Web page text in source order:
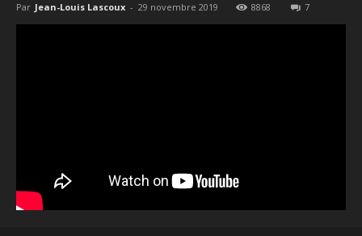
Par Jean-Louis Lascoux - 29 novembre 2019 8868 7